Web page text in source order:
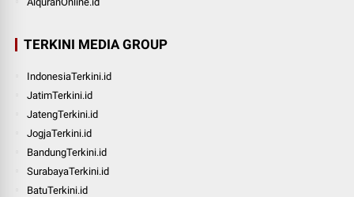
TERKINI MEDIA GROUP
IndonesiaTerkini.id
JatimTerkini.id
JatengTerkini.id
JogjaTerkini.id
BandungTerkini.id
SurabayaTerkini.id
BatuTerkini.id